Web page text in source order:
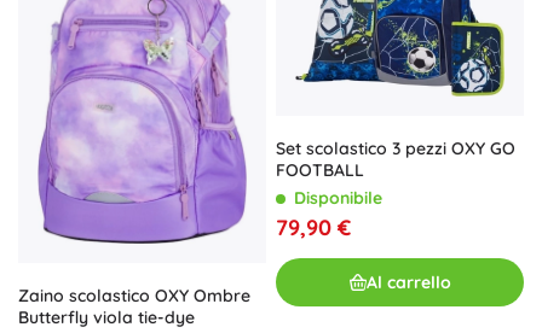
Zaino scolastico OXY Ombre
Butterfly viola tie-dye
Set scolastico 3 pezzi OXY GO
FOOTBALL
Disponibile
79,90 €
Al carrello